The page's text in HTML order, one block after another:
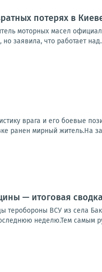
потерях в
моторных масел
заявила, что работает
врага и его боевые
ранен мирный житель.На
— итоговая сводка
теробороны ВСУ из села
неделю.Тем самым